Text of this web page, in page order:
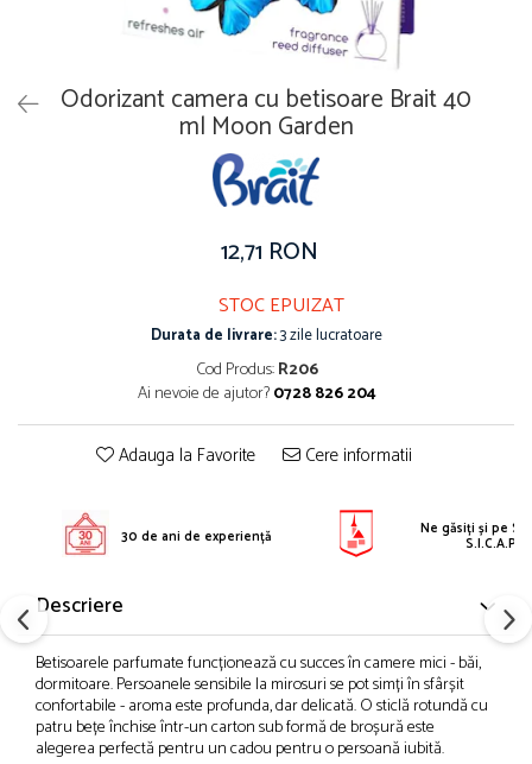
Solutie pentru desfundat tevi
Solutii curatat baie
Solutii curatat covoare
Odorizant camera cu betisoare Brait 40
ml Moon Garden
12,71 RON
STOC EPUIZAT
Durata de livrare:3 zile lucratoare
Cod Produs:R206
Ai nevoie de ajutor?0728 826 204
Adauga la Favorite Cere informatii
30 de ani de experiență Ne găsiți și pe
S.I.C.A.P.
Descriere
Betisoarele parfumate funcționează cu succes în camere mici - băi,
dormitoare. Persoanele sensibile la mirosuri se pot simți în sfârșit
confortabile - aroma este profunda, dar delicată. O sticlă rotundă cu
patru bețe închise într-un carton sub formă de broșură este
alegerea perfectă pentru un cadou pentru o persoană iubită.